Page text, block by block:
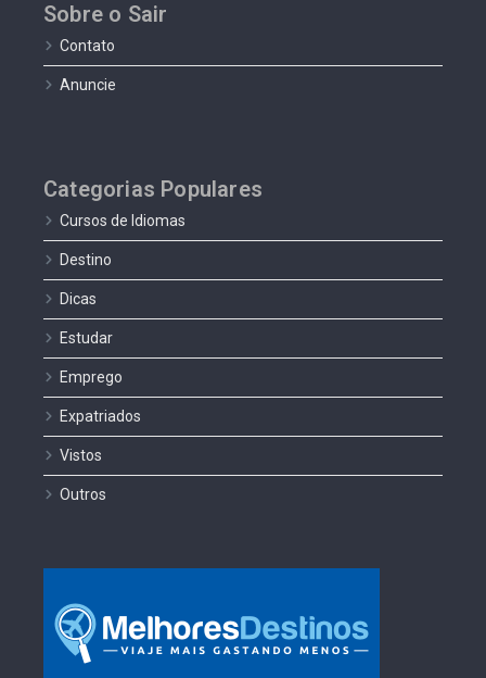
Sobre o Sair
Contato
Anuncie
Categorias Populares
Cursos de Idiomas
Destino
Dicas
Estudar
Emprego
Expatriados
Vistos
Outros